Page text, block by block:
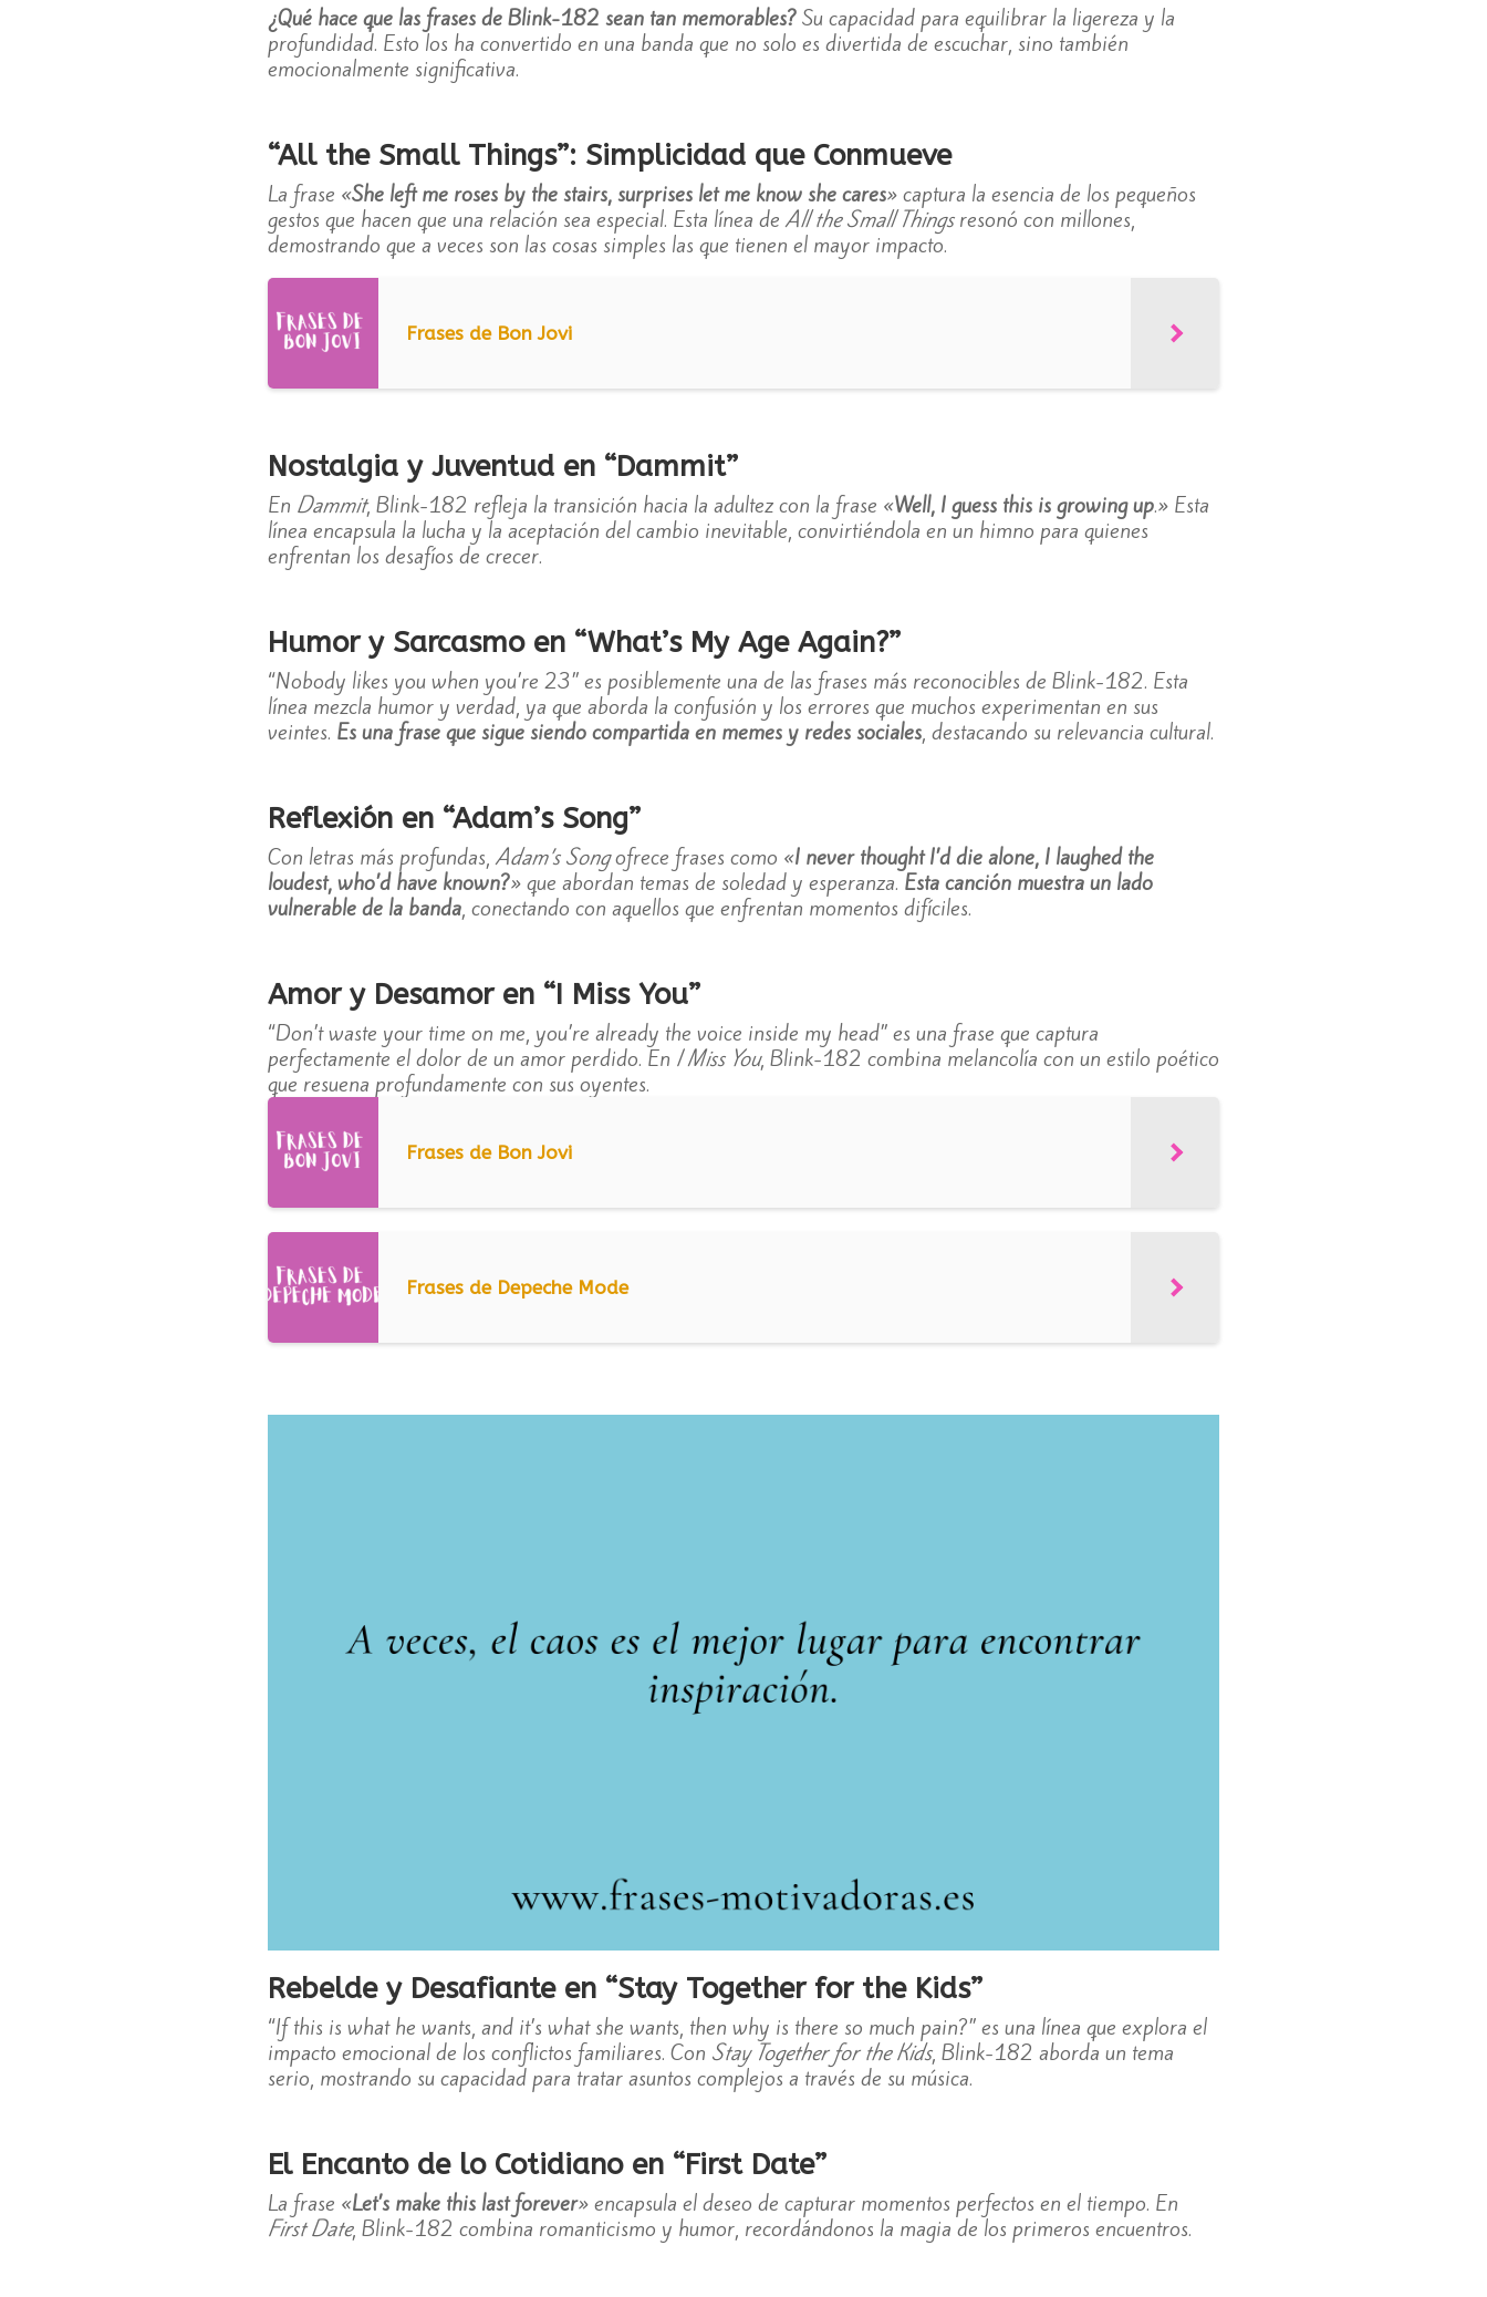
¿Qué hace que las frases de Blink-182 sean tan memorables?Su capacidad para equilibrar la ligereza y la
profundidad. Esto los ha convertido en una banda que no solo es divertida de escuchar, sino también
emocionalmente significativa.
“All the Small Things”: Simplicidad que Conmueve
La frase «She left me roses by the stairs, surprises let me know she cares» captura la esencia de los pequeños
gestos que hacen que una relación sea especial. Esta línea deAll the Small Thingsresonó con millones,
demostrando que a veces son las cosas simples las que tienen el mayor impacto.
Frases de Bon Jovi
Nostalgia y Juventud en “Dammit”
En Dammit, Blink-182 refleja la transición hacia la adultez con la frase «Well, I guess this is growing up.» Esta
línea encapsula la lucha y la aceptación del cambio inevitable, convirtiéndola en un himno para quienes
enfrentan los desafíos de crecer.
Humor y Sarcasmo en “What’s My Age Again?”
“Nobody likes you when you’re 23” es posiblemente una de las frases más reconocibles de Blink-182. Esta
línea mezcla humor y verdad, ya que aborda la confusión y los errores que muchos experimentan en sus
veintes. Es una frase que sigue siendo compartida en memes y redes sociales, destacando su relevancia cultural.
Reflexión en “Adam’s Song”
Con letras más profundas,Adam’s Songofrece frases como «I never thought I’d die alone, I laughed the
loudest, who’d have known?» que abordan temas de soledad y esperanza. Esta canción muestra un lado
vulnerable de la banda, conectando con aquellos que enfrentan momentos difíciles.
Amor y Desamor en “I Miss You”
“Don’t waste your time on me, you’re already the voice inside my head” es una frase que captura
perfectamente el dolor de un amor perdido. En I Miss You, Blink-182 combina melancolía con un estilo poético
que resuena profundamente con sus oyentes.
Frases de Bon Jovi
Frases de Depeche Mode
Rebelde y Desafiante en “Stay Together for the Kids”
“If this is what he wants, and it’s what she wants, then why is there so much pain?” es una línea que explora el
impacto emocional de los conflictos familiares. Con Stay Together for the Kids, Blink-182 aborda un tema
serio, mostrando su capacidad para tratar asuntos complejos a través de su música.
El Encanto de lo Cotidiano en “First Date”
La frase «Let’s make this last forever» encapsula el deseo de capturar momentos perfectos en el tiempo. En
First Date, Blink-182 combina romanticismo y humor, recordándonos la magia de los primeros encuentros.